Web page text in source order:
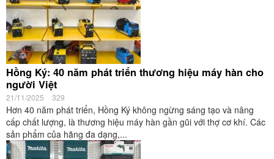
Hồng Ký: 40 năm phát triển thương hiệu máy hàn cho
người Việt
21/11/2025 329
Hơn 40 năm phát triển, Hồng Ký không ngừng sáng tạo và nâng
cấp chất lượng, là thương hiệu máy hàn gần gũi với thợ cơ khí. Các
sản phẩm của hãng đa dạng,...